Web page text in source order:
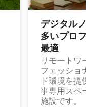
デジタルノ
多⁠いプ⁠ロ⁠フ⁠
最⁠適
リモートワー
フェッショナ
ド環境を提供
事専用スペー
施設です。